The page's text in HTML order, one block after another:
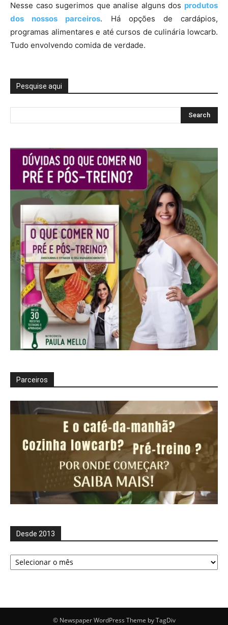
Nesse caso sugerimos que analise alguns dos produtos
dos nossos parceiros. Há opções de cardápios,
programas alimentares e até cursos de culinária lowcarb.
Tudo envolvendo comida de verdade.
Pesquise aqui
Parceiros
Desde 2013
Desde
2013
© Newspaper WordPress Theme by TagDiv